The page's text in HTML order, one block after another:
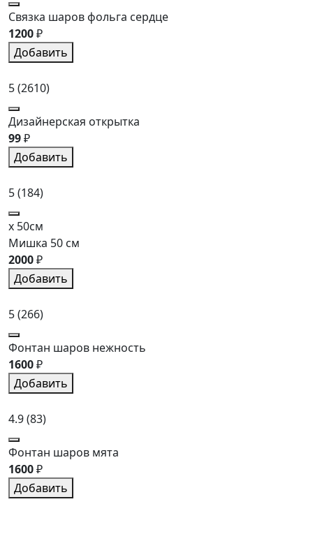
Связка шаров фольга сердце
1200₽
Добавить
5(2610)
Дизайнерская открытка
99₽
Добавить
5(184)
x 50см
Мишка 50 см
2000₽
Добавить
5(266)
Фонтан шаров нежность
1600₽
Добавить
4.9(83)
Фонтан шаров мята
1600₽
Добавить